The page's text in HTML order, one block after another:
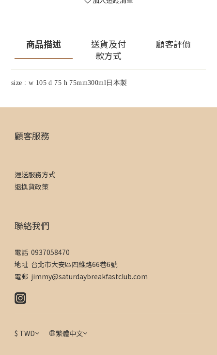
商品描述
送貨及付
款方式
顧客評價
size : w 105 d 75 h 75mm300ml日本製
顧客服務
運送服務方式
退換貨政策
聯絡我們
電話 0937058470
地址 台北市大安區四維路66巷6號
電郵 jimmy@saturdaybreakfastclub.com
$ TWD 繁體中文